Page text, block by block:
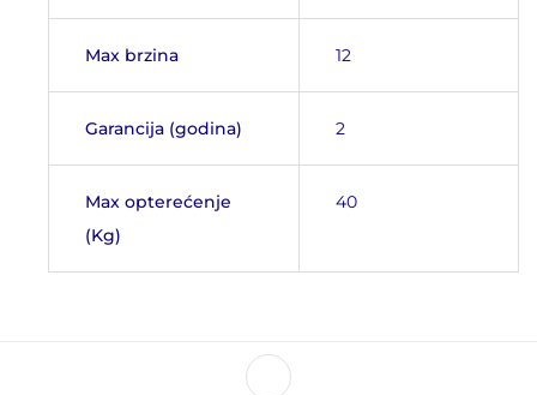
Max brzina 12
Garancija (godina) 2
Max opterećenje
(Kg)
40